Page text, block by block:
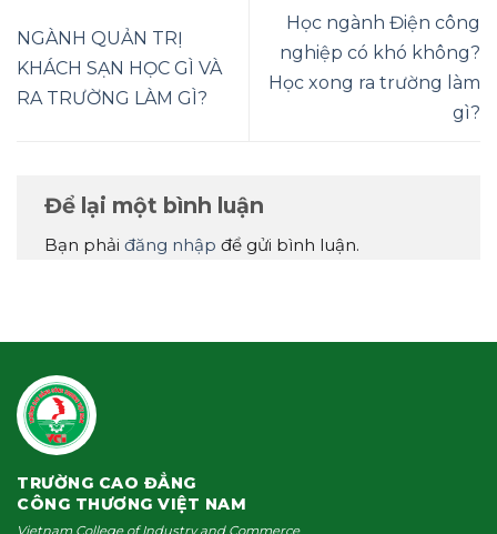
NGÀNH QUẢN TRỊ
KHÁCH SẠN HỌC GÌ VÀ
RA TRƯỜNG LÀM GÌ?
Học ngành Điện công
nghiệp có khó không?
Học xong ra trường làm
gì?
Để lại một bình luận
Bạn phải đăng nhập để gửi bình luận.
TRƯỜNG CAO ĐẲNG
CÔNG THƯƠNG VIỆT NAM
Vietnam College of Industry and Commerce